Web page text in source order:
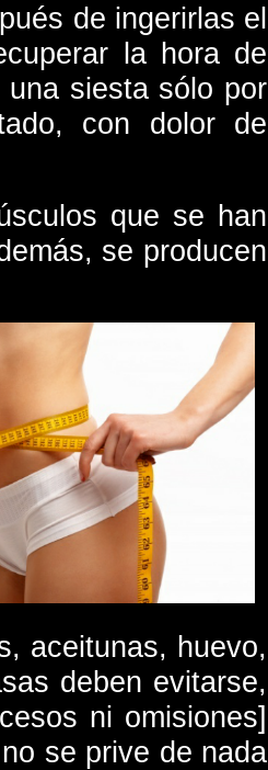
de ingerirlas el
la hora de
siesta sólo por
con dolor de
que se han
se producen
aceitunas, huevo,
deben evitarse,
ni omisiones]
se prive de nada